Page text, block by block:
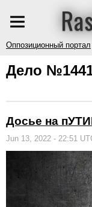
Оппозиционный портал
Дело
Досье на
Jun 13, 2022 - 22:51